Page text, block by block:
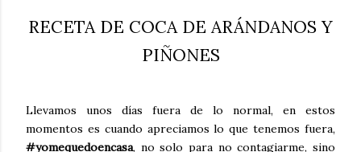
RECETA DE COCA DE ARÁNDANOS Y
PIÑONES
Llevamos unos días fuera de lo normal, en estos
momentos es cuando apreciamos lo que tenemos fuera,
#yomequedoencasa, no solo para no contagiarme, sino